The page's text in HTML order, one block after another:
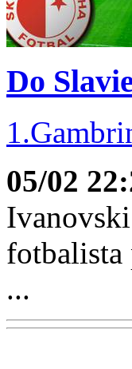
Do
05/02
...